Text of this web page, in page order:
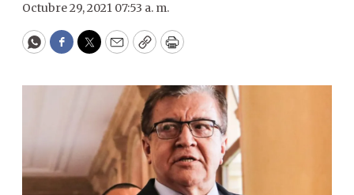
Octubre 29, 2021 07:53 a. m.
WhatsApp
Facebook
Twitter
EmailCopyPrint